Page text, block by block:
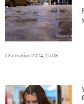
23 декабря 2024, 15:08